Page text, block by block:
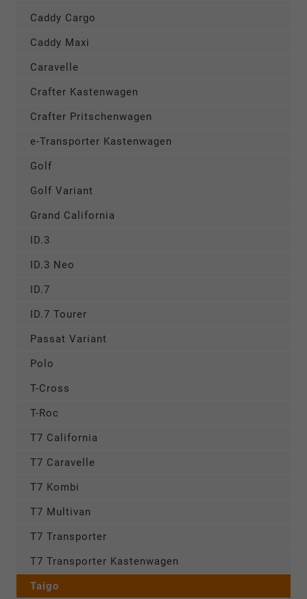
Caddy Cargo
Caddy Maxi
Caravelle
Crafter Kastenwagen
Crafter Pritschenwagen
e-Transporter Kastenwagen
Golf
Golf Variant
Grand California
ID.3
ID.3 Neo
ID.7
ID.7 Tourer
Passat Variant
Polo
T-Cross
T-Roc
T7 California
T7 Caravelle
T7 Kombi
T7 Multivan
T7 Transporter
T7 Transporter Kastenwagen
Taigo